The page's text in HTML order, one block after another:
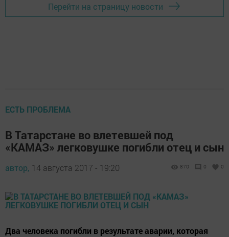
Перейти на страницу новости
ЕСТЬ ПРОБЛЕМА
В Татарстане во влетевшей под
«КАМАЗ» легковушке погибли отец и сын
автор, 14 августа 2017 - 19:20 870 0 0
Два человека погибли в результате аварии, которая